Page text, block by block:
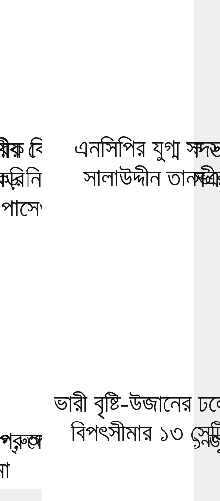
বেতনে স্কয়ার
বিমান চলাচল কর্তৃপক্ষে
নিয়োগ, ৮ম শ্রেণি-
পাসেও আবেদনের সুযোগ
আবেদনে নেই
চাকরি, আবেদন ২১
এনসিপির যুগ্ম
সালাউদ্দীন
ভারী বৃষ্টি-উজানের
বিপৎসীমার ১৩